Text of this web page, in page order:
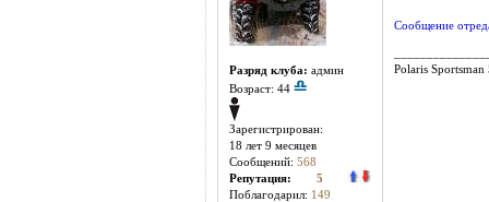
Разряд клуба: админ
Возраст: 44
Зарегистрирован:
18 лет 9 месяцев
Сообщений: 568
Репутация: 5
Поблагодарил: 149
Сообщение
Polaris